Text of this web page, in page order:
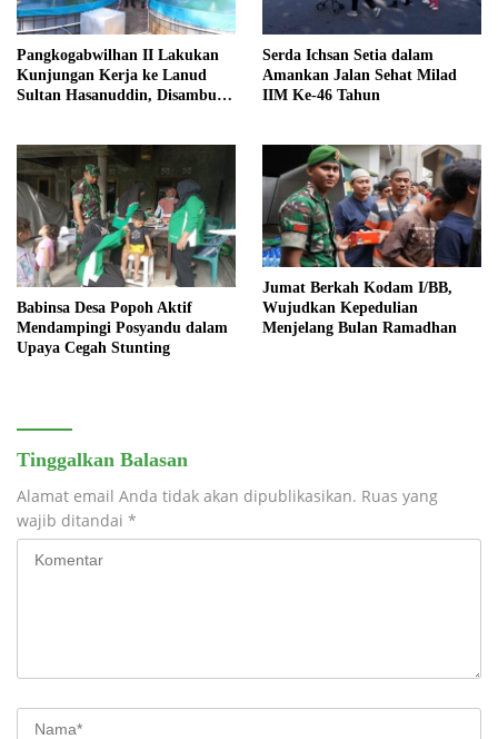
Pangkogabwilhan II Lakukan
Kunjungan Kerja ke Lanud
Sultan Hasanuddin, Disambut
Serda Ichsan Setia dalam
Amankan Jalan Sehat Milad
IIM Ke-46 Tahun
Babinsa Desa Popoh Aktif
Mendampingi Posyandu dalam
Upaya Cegah Stunting
Jumat Berkah Kodam I/BB,
Wujudkan Kepedulian
Menjelang Bulan Ramadhan
Tinggalkan Balasan
Alamat email Anda tidak akan dipublikasikan. Ruas yang
wajib ditandai *